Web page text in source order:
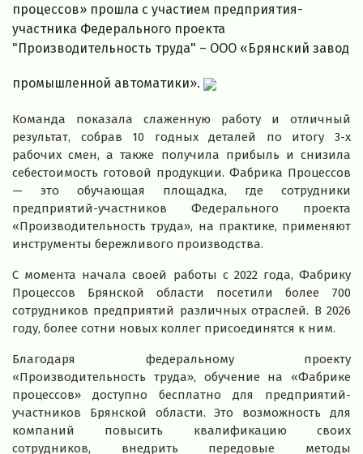
процессов» прошла с участием предприятия-
участника Федерального проекта
"Производительность труда" – ООО «Брянский завод
промышленной автоматики».
Команда показала слаженную работу и отличный
результат, собрав 10 годных деталей по итогу 3-х
рабочих смен, а также получила прибыль и снизила
себестоимость готовой продукции. Фабрика Процессов
— это обучающая площадка, где сотрудники
предприятий-участников Федерального проекта
«Производительность труда», на практике, применяют
инструменты бережливого производства.
С момента начала своей работы с 2022 года, Фабрику
Процессов Брянской области посетили более 700
сотрудников предприятий различных отраслей. В 2026
году, более сотни новых коллег присоединятся к ним.
Благодаря федеральному проекту
«Производительность труда», обучение на «Фабрике
процессов» доступно бесплатно для предприятий-
участников Брянской области. Это возможность для
компаний повысить квалификацию своих
сотрудников, внедрить передовые методы